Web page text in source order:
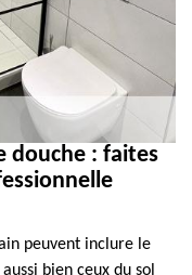
douche : faites
peuvent inclure le
bien ceux du sol